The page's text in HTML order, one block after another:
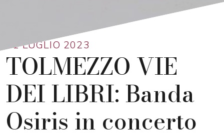
01 LUGLIO 2023
TOLMEZZO VIE
DEI LIBRI: Banda
Osiris in concerto